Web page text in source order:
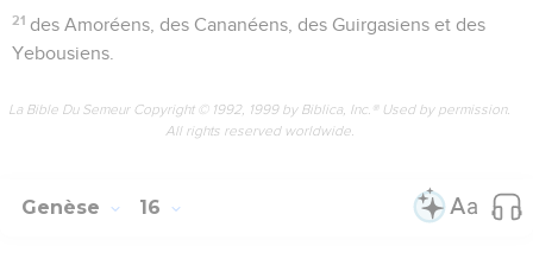
21 des Amoréens, des Cananéens, des Guirgasiens et des
Yebousiens.
La Bible Du Semeur Copyright © 1992, 1999 by Biblica, Inc.® Used by permission.
All rights reserved worldwide.
Genèse 16